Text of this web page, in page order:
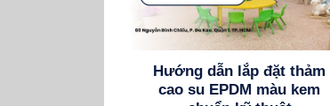
Hướng dẫn lắp đặt thảm
cao su EPDM màu kem